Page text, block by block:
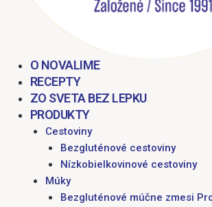
O NOVALIME
RECEPTY
ZO SVETA BEZ LEPKU
PRODUKTY
Cestoviny
Bezgluténové cestoviny
Nízkobielkovinové cestoviny
Múky
Bezgluténové múčne zmesi